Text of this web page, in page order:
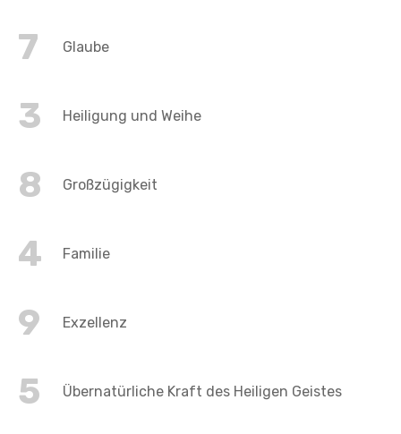
7 Glaube
3 Heiligung und Weihe
8 Großzügigkeit
4 Familie
9 Exzellenz
5 Übernatürliche Kraft des Heiligen Geistes